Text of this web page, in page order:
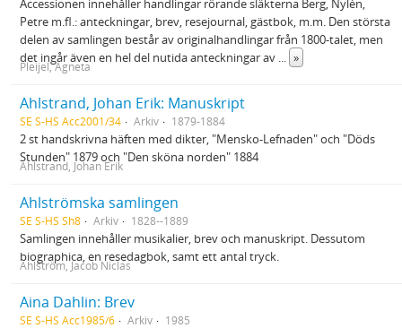
Accessionen innehåller handlingar rörande släkterna Berg, Nylén,
Petre m.fl.: anteckningar, brev, resejournal, gästbok, m.m. Den största
delen av samlingen består av originalhandlingar från 1800-talet, men
det ingår även en hel del nutida anteckningar av ... »
Pleijel, Agneta
Ahlstrand, Johan Erik: Manuskript
SE S-HS Acc2001/34 Arkiv 1879-1884
2 st handskrivna häften med dikter, "Mensko-Lefnaden" och "Döds
Stunden" 1879 och "Den sköna norden" 1884
Ahlstrand, Johan Erik
Ahlströmska samlingen
SE S-HS Sh8 Arkiv 1828--1889
Samlingen innehåller musikalier, brev och manuskript. Dessutom
biographica, en resedagbok, samt ett antal tryck.
Ahlström, Jacob Niclas
Aina Dahlin: Brev
SE S-HS Acc1985/6 Arkiv 1985